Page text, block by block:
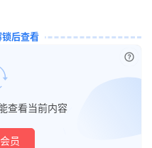
后查看
查看当前内容
员